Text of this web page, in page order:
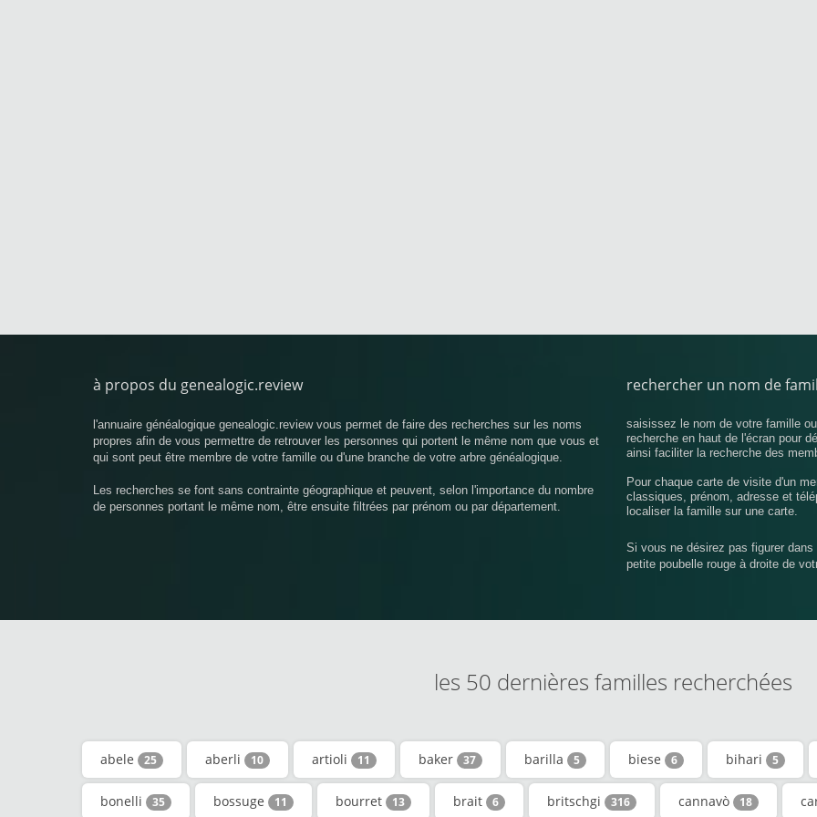
à propos du genealogic.review
l'annuaire généalogique genealogic.review vous permet de faire des recherches sur les noms
propres afin de vous permettre de retrouver les personnes qui portent le même nom que vous et
qui sont peut être membre de votre famille ou d'une branche de votre arbre généalogique.
Les recherches se font sans contrainte géographique et peuvent, selon l'importance du nombre
de personnes portant le même nom, être ensuite filtrées par prénom ou par département.
rechercher un nom de
saisissez le nom de votre famille
recherche en haut de l'écran pour
ainsi faciliter la recherche des
Pour chaque carte de visite d'un
classiques, prénom, adresse et
localiser la famille sur une carte.
Si vous ne désirez pas figurer
petite poubelle rouge à droite de
les 50 dernières familles recherchées
abele 25 aberli 10 artioli 11 baker 37 barilla 5 biese 6 bihari 5
bonelli 35 bossuge 11 bourret 13 brait 6 britschgi 316 cannavò 18